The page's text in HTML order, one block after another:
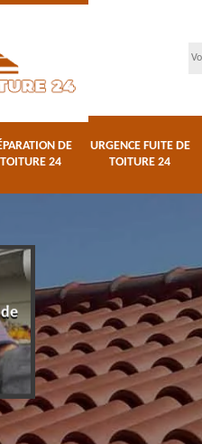
DE
TOITURE 24
URGENCE FUITE DE
TOITURE 24
Peinture sur tuile et
toiture 24